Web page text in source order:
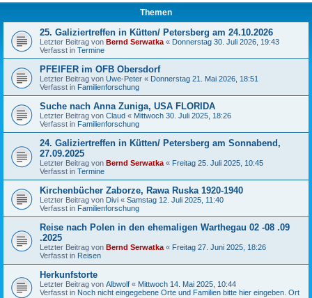
Themen
25. Galiziertreffen in Kütten/ Petersberg am 24.10.2026
Letzter Beitrag von Bernd Serwatka « Donnerstag 30. Juli 2026, 19:43
Verfasst in Termine
PFEIFER im OFB Obersdorf
Letzter Beitrag von Uwe-Peter « Donnerstag 21. Mai 2026, 18:51
Verfasst in Familienforschung
Suche nach Anna Zuniga, USA FLORIDA
Letzter Beitrag von Claud « Mittwoch 30. Juli 2025, 18:26
Verfasst in Familienforschung
24. Galiziertreffen in Kütten/ Petersberg am Sonnabend,
27.09.2025
Letzter Beitrag von Bernd Serwatka « Freitag 25. Juli 2025, 10:45
Verfasst in Termine
Kirchenbücher Zaborze, Rawa Ruska 1920-1940
Letzter Beitrag von Divi « Samstag 12. Juli 2025, 11:40
Verfasst in Familienforschung
Reise nach Polen in den ehemaligen Warthegau 02 -08 .09
.2025
Letzter Beitrag von Bernd Serwatka « Freitag 27. Juni 2025, 18:26
Verfasst in Reisen
Herkunfstorte
Letzter Beitrag von Albwolf « Mittwoch 14. Mai 2025, 10:44
Verfasst in Noch nicht eingegebene Orte und Familien bitte hier eingeben. Ort